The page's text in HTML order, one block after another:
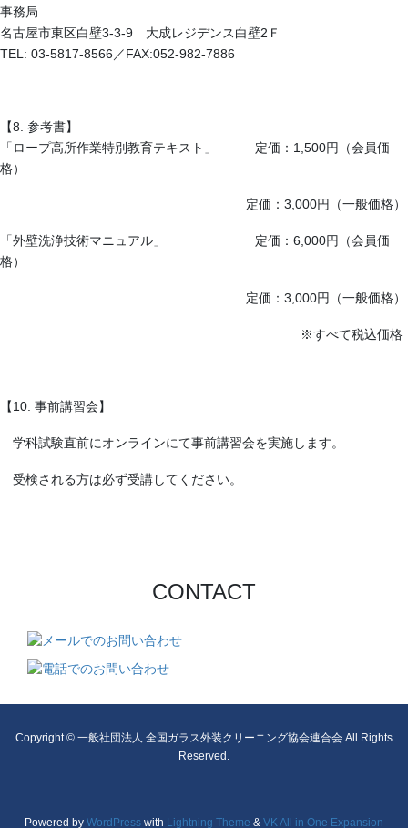
事務局
名古屋市東区白壁3-3-9 大成レジデンス白壁2Ｆ
TEL: 03-5817-8566／FAX:052-982-7886
【8. 参考書】
「ロープ高所作業特別教育テキスト」 定価： 1,500円（会員価
格）
定価： 3,000円（一般価格）
「外壁洗浄技術マニュアル」 定価： 6,000円（会員価
格）
定価： 3,000円（一般価格）
※すべて税込価格
【10. 事前講習会】
学科試験直前にオンラインにて事前講習会を実施します。
受検される方は必ず受講してください。
CONTACT
Copyright © 一般社団法人 全国ガラス外装クリーニング協会連合会 All Rights
Reserved.
Powered by WordPress with Lightning Theme & VK All in One Expansion